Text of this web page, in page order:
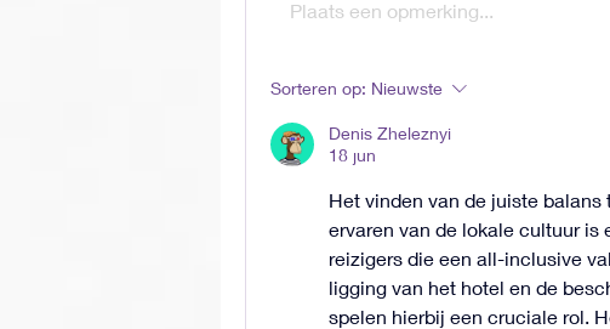
Plaats een opmerking...
Sorteren op: Nieuwste
Denis Zheleznyi
18 jun
Het vinden van de juiste
ervaren van de lokale cultuur is
reizigers die een all-inclusive
ligging van het hotel en de
spelen hierbij een cruciale rol.